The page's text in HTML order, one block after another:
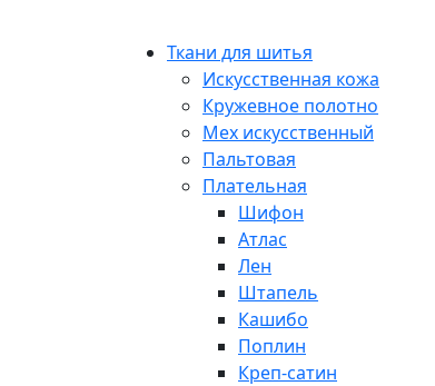
Ткани для шитья
Искусственная кожа
Кружевное полотно
Мех искусственный
Пальтовая
Плательная
Шифон
Атлас
Лен
Штапель
Кашибо
Поплин
Креп-сатин